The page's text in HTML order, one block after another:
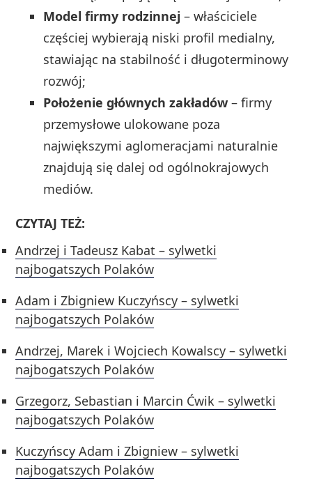
Model firmy rodzinnej – właściciele
częściej wybierają niski profil medialny,
stawiając na stabilność i długoterminowy
rozwój;
Położenie głównych zakładów – firmy
przemysłowe ulokowane poza
największymi aglomeracjami naturalnie
znajdują się dalej od ogólnokrajowych
mediów.
CZYTAJ TEŻ:
Andrzej i Tadeusz Kabat – sylwetki
najbogatszych Polaków
Adam i Zbigniew Kuczyńscy – sylwetki
najbogatszych Polaków
Andrzej, Marek i Wojciech Kowalscy – sylwetki
najbogatszych Polaków
Grzegorz, Sebastian i Marcin Ćwik – sylwetki
najbogatszych Polaków
Kuczyńscy Adam i Zbigniew – sylwetki
najbogatszych Polaków